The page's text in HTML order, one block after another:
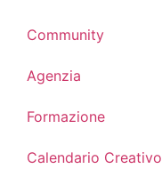
Community
Agenzia
Formazione
Calendario Creativo